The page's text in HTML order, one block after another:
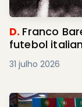
D. Franco
futebol
31 julho 2026